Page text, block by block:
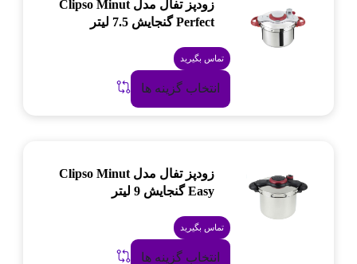
زودپز تفال مدل Clipso Minut
Perfect گنجایش 7.5 لیتر
تماس بگیرید
انتخاب گزینه ها
زودپز تفال مدل Clipso Minut
Easy گنجایش 9 لیتر
تماس بگیرید
انتخاب گزینه ها